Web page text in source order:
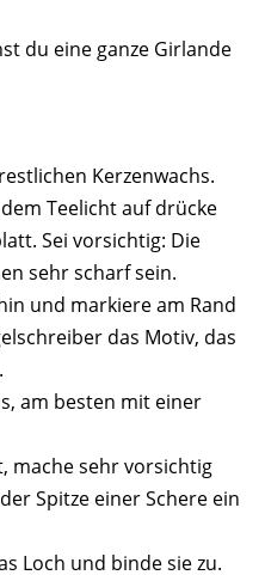
du eine ganze Girlande
Kerzenwachs.
Teelicht auf drücke
Sei vorsichtig: Die
sehr scharf sein.
und markiere am Rand
das Motiv, das
am besten mit einer
mache sehr vorsichtig
Spitze einer Schere ein
Loch und binde sie zu.